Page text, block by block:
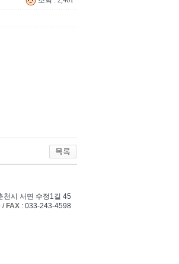
천시 서면 수정1길 45
/ FAX : 033-243-4598